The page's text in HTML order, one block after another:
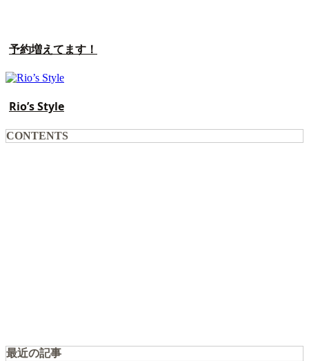
予約増えてます！
Rio’s Style
CONTENTS
最近の記事